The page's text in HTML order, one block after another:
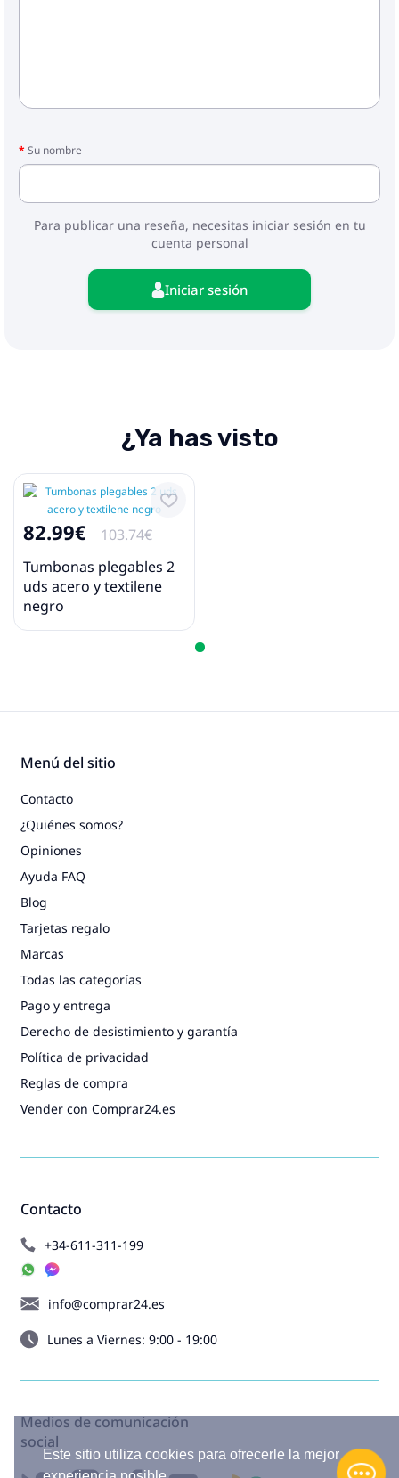
Este sitio utiliza cookies para ofrecerle la mejor
Su nombre
Para publicar una reseña, necesitas iniciar sesión en tu
cuenta personal
Iniciar sesión
¿Ya has visto
82.99€
103.74€
Tumbonas plegables 2
uds acero y textilene
negro
Contacto
+34-611-311-199
info@comprar24.es
Lunes a Viernes: 9:00 - 19:00
Menú del sitio
Contacto
¿Quiénes somos?
Opiniones
Ayuda FAQ
Blog
Tarjetas regalo
Marcas
Todas las categorías
Pago y entrega
Derecho de desistimiento y garantía
Política de privacidad
Reglas de compra
Vender con Comprar24.es
Medios de comunicación
social